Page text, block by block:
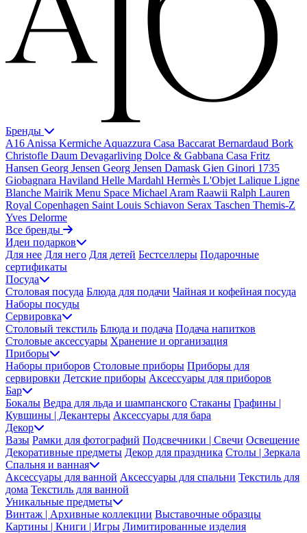
Бренды
A16 Anissa Kermiche Aquazzura Casa Baccarat Bernardaud Bork
Christofle Daum Devagarliving Dolce & Gabbana Casa Fritz
Hansen Georg Jensen Georg Jensen Damask Gien Ginori 1735
Giobagnara Haviland Helle Mardahl Hermès L'Objet Lalique Ligne
Blanche Mairik Menu Space Michael Aram Raawii Ralph Lauren
Royal Copenhagen Saint Louis Schiavon Serax Taschen Themis-Z
Yves Delorme
Все бренды
Идеи подарков
Для нее Для него Для детей Бестселлеры Подарочные
сертификаты
Посуда
Столовая посуда Блюда для подачи Чайная и кофейная посуда
Наборы посуды
Сервировка
Столовый текстиль Блюда и подача Подача напитков
Столовые аксессуары Хранение и организация
Приборы
Наборы приборов Столовые приборы Приборы для
сервировки Детские приборы Аксессуары для приборов
Бар
Бокалы Ведра для льда и шампанского Стаканы Графины |
Кувшины | Декантеры Аксессуары для бара
Декор
Вазы Рамки для фотографий Подсвечники | Свечи Освещение
Декоративные предметы Декор для праздника Столы | Зеркала
Спальня и ванная
Аксессуары для ванной Аксессуары для спальни Текстиль для
дома Текстиль для ванной
Уникальные предметы
Винтаж | Архивные коллекции Выставочные образцы
Картины | Книги | Игры Лимитированные изделия